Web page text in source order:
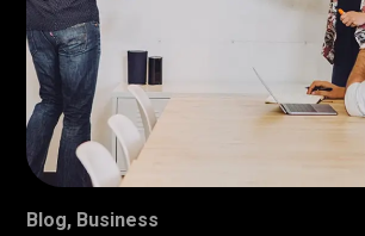
Blog, Business